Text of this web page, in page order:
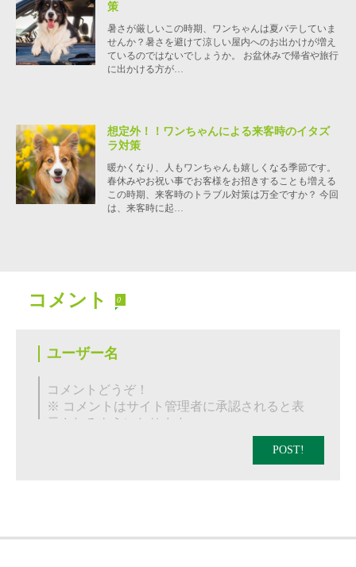
策
暑さが厳しいこの時期、ワンちゃんは夏バテしていま
せんか？暑さを避けて涼しい屋内へのお出かけが増え
ているのではないでしょうか。 お盆休みで帰省や旅行
に出かける方が…
想定外！！ワンちゃんによる来客時のイタズ
ラ対策
暖かくなり、人もワンちゃんも嬉しくなる季節です。
春休みやお祝い事でお客様をお招きすることも増える
この時期、来客時のトラブル対策は万全ですか？ 今回
は、来客時に起…
コメント 0
POST!